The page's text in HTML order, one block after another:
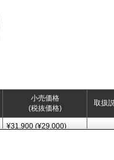
小売価格
(税抜価格)
取扱
¥31,900 (¥29,000)